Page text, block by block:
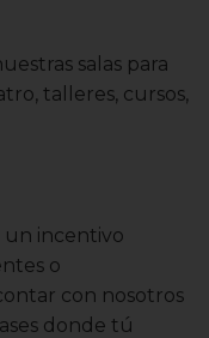
salas para
talleres, cursos,
un incentivo
o
con nosotros
donde tú